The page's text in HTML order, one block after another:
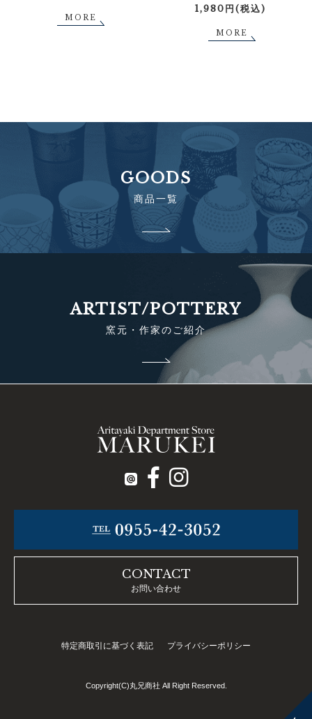
MORE
1,980円(税込)
MORE
GOODS
商品一覧
ARTIST/POTTERY
窯元・作家のご紹介
CONTACT
お問い合わせ
特定商取引に基づく表記 プライバシーポリシー
Copyright(C)丸兄商社 All Right Reserved.